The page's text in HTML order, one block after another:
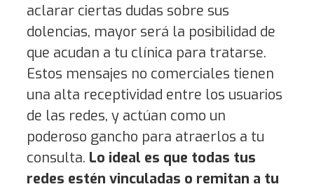
aclarar ciertas dudas sobre sus
dolencias, mayor será la posibilidad de
que acudan a tu clínica para tratarse.
Estos mensajes no comerciales tienen
una alta receptividad entre los usuarios
de las redes, y actúan como un
poderoso gancho para atraerlos a tu
consulta. Lo ideal es que todas tus
redes estén vinculadas o remitan a tu